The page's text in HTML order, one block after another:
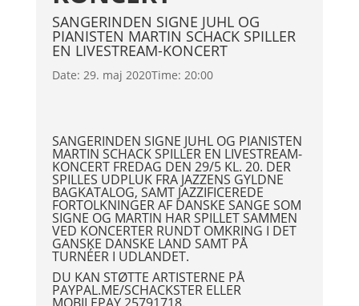
SANGERINDEN SIGNE JUHL OG
PIANISTEN MARTIN SCHACK SPILLER
EN LIVESTREAM-KONCERT
Date: 29. maj 2020Time: 20:00
SANGERINDEN SIGNE JUHL OG PIANISTEN
MARTIN SCHACK SPILLER EN LIVESTREAM-
KONCERT FREDAG DEN 29/5 KL. 20. DER
SPILLES UDPLUK FRA JAZZENS GYLDNE
BAGKATALOG, SAMT JAZZIFICEREDE
FORTOLKNINGER AF DANSKE SANGE SOM
SIGNE OG MARTIN HAR SPILLET SAMMEN
VED KONCERTER RUNDT OMKRING I DET
GANSKE DANSKE LAND SAMT PÅ
TURNÉER I UDLANDET.
DU KAN STØTTE ARTISTERNE PÅ
PAYPAL.ME/SCHACKSTER ELLER